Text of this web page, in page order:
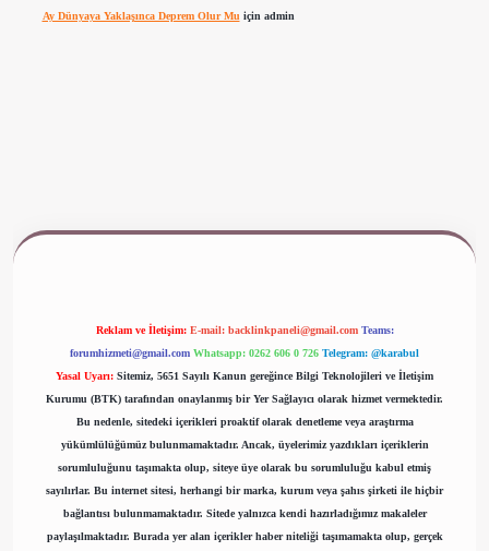
Ay Dünyaya Yaklaşınca Deprem Olur Mu için admin
Reklam ve İletişim: E-mail: backlinkpaneli@gmail.com Teams:
forumhizmeti@gmail.com Whatsapp: 0262 606 0 726 Telegram: @karabul
Yasal Uyarı: Sitemiz, 5651 Sayılı Kanun gereğince Bilgi Teknolojileri ve İletişim
Kurumu (BTK) tarafından onaylanmış bir Yer Sağlayıcı olarak hizmet vermektedir.
Bu nedenle, sitedeki içerikleri proaktif olarak denetleme veya araştırma
yükümlülüğümüz bulunmamaktadır. Ancak, üyelerimiz yazdıkları içeriklerin
sorumluluğunu taşımakta olup, siteye üye olarak bu sorumluluğu kabul etmiş
sayılırlar. Bu internet sitesi, herhangi bir marka, kurum veya şahıs şirketi ile hiçbir
bağlantısı bulunmamaktadır. Sitede yalnızca kendi hazırladığımız makaleler
paylaşılmaktadır. Burada yer alan içerikler haber niteliği taşımamakta olup, gerçek